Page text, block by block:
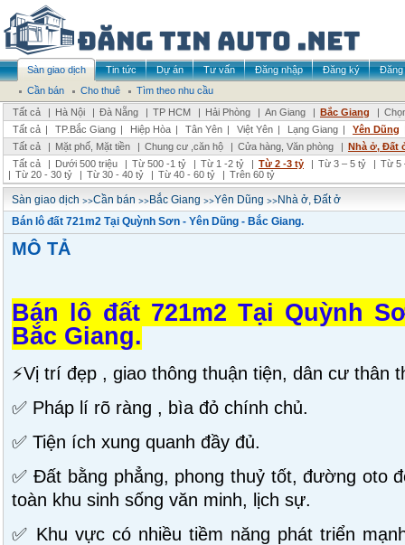
Sàn giao dịch Tin tức Dự án Tư vấn Đăng nhập Đăng ký
Đăng
Cần bán
Cho thuê
Tìm theo nhu cầu
Tất cả
| Hà Nội | Đà Nẵng | TP HCM | Hải Phòng | An Giang | Bắc Giang |
Tất cả | TP.Bắc Giang | Hiệp Hòa | Tân Yên | Việt Yên | Lạng Giang | Yên Dũng
Tất cả
| Mặt phố, Mặt tiền | Chung cư ,căn hộ | Cửa hàng, Văn phòng | Nhà ở, Đất
Tất cả
| Dưới 500 triệu | Từ 500 -1 tỷ | Từ 1 -2 tỷ | Từ 2 -3 tỷ | Từ 3 – 5 tỷ | Từ 5
| Từ 20 - 30 tỷ | Từ 30 - 40 tỷ | Từ 40 - 60 tỷ | Trên 60 tỷ
Sàn giao dịch >>Cần bán >>Bắc Giang >>Yên Dũng >>Nhà ở, Đất ở
Bán lô đất 721m2 Tại Quỳnh Sơn - Yên Dũng - Bắc Giang.
MÔ TẢ
Bán lô đất 721m2 Tại Quỳnh
Bắc Giang.
⚡️Vị trí đẹp , giao thông thuận tiện, dân cư thân
✅ Pháp lí rõ ràng , bìa đỏ chính chủ.
✅ Tiện ích xung quanh đầy đủ.
✅ Đất bằng phẳng, phong thuỷ tốt, đường oto
toàn khu sinh sống văn minh, lịch sự.
✅ Khu vực có nhiều tiềm năng phát triển